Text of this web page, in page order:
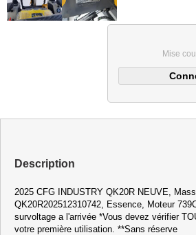
Mise
Description
2025 CFG INDUSTRY QK20R NEUVE,
QK20R202512310742, Essence, Moteur
survoltage a l'arrivée *Vous devez vérifier
votre première utilisation. **Sans réserve